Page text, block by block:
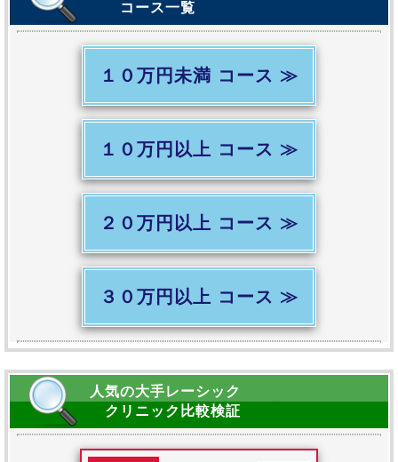
コース一覧
１０万円未満 コース ≫
１０万円以上 コース ≫
２０万円以上 コース ≫
３０万円以上 コース ≫
人気の大手レーシック
クリニック比較検証